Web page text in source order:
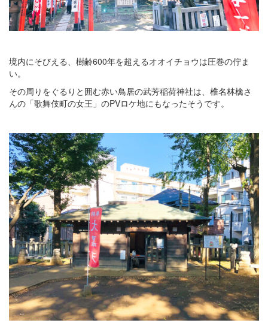
境内にそびえる、樹齢600年を超えるオオイチョウは圧巻の佇ま
い。
その周りをぐるりと囲む赤い鳥居の武芳稲荷神社は、椎名林檎さ
んの「歌舞伎町の女王」のPVロケ地にもなったそうです。